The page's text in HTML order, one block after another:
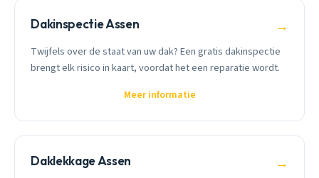
Dakinspectie Assen →
Twijfels over de staat van uw dak? Een gratis dakinspectie
brengt elk risico in kaart, voordat het een reparatie wordt.
Meer informatie
Daklekkage Assen →